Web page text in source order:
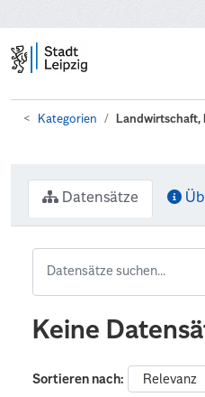
Kategorien Landwirtschaft,
Datensätze
Keine
Sortieren nach